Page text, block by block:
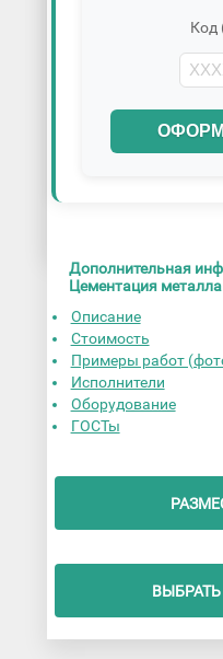
Код
Дополнительная
Цементация металла
Описание
Стоимость
Примеры работ
Исполнители
Оборудование
ГОСТы